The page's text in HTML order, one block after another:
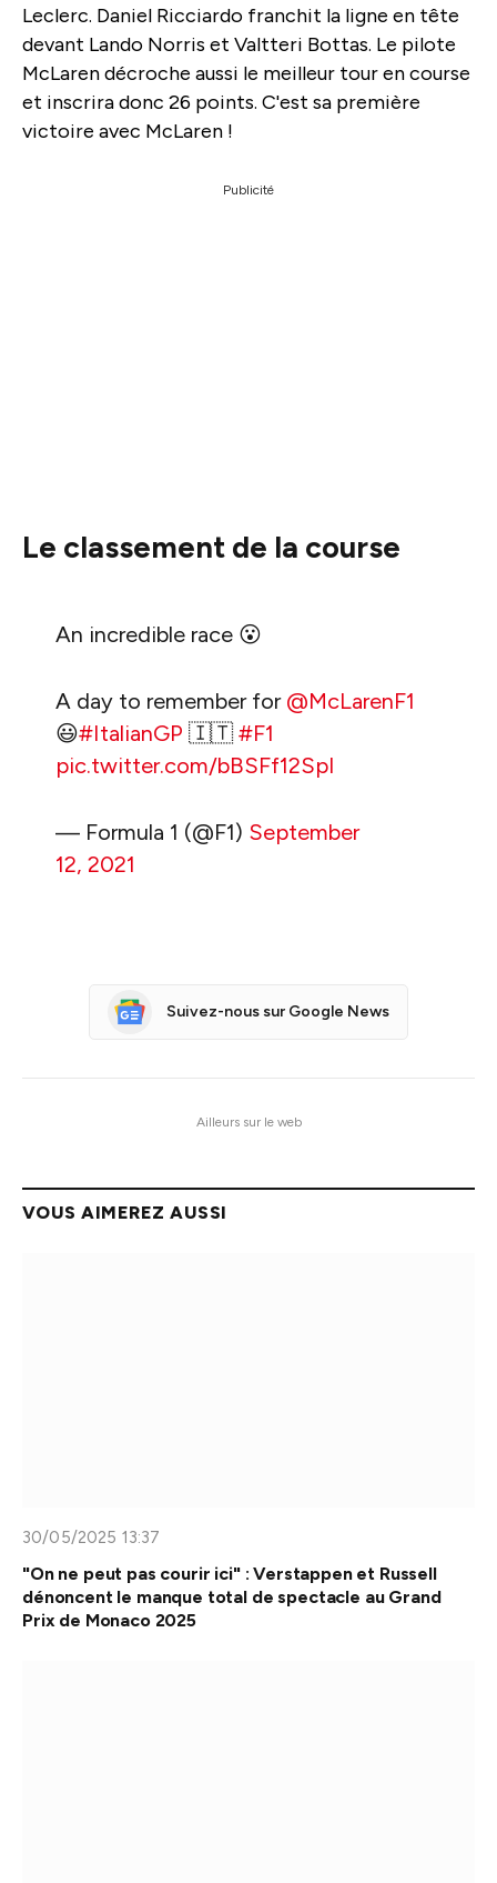
Leclerc. Daniel Ricciardo franchit la ligne en tête
devant Lando Norris et Valtteri Bottas. Le pilote
McLaren décroche aussi le meilleur tour en course
et inscrira donc 26 points. C'est sa première
victoire avec McLaren !
Publicité
Le classement de la course
An incredible race 😮
A day to remember for @McLarenF1
😃#ItalianGP 🇮🇹#F1
pic.twitter.com/bBSFf12SpI
— Formula 1 (@F1) September
12, 2021
Suivez-nous sur Google News
Ailleurs sur le web
VOUS AIMEREZ AUSSI
30/05/2025 13:37
"On ne peut pas courir ici" : Verstappen et Russell
dénoncent le manque total de spectacle au Grand
Prix de Monaco 2025